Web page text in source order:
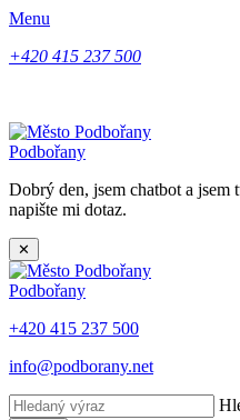
Menu
+420 415 237 500
Podbořany
Dobrý den, jsem chatbot a
napište mi dotaz.
✕
Podbořany
+420 415 237 500
info@podborany.net